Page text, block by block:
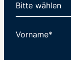
Vorname*